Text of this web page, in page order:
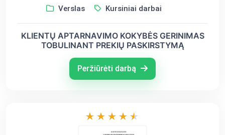
Verslas Kursiniai darbai
KLIENTŲ APTARNAVIMO KOKYBĖS GERINIMAS
TOBULINANT PREKIŲ PASKIRSTYMĄ
Peržiūrėti darbą